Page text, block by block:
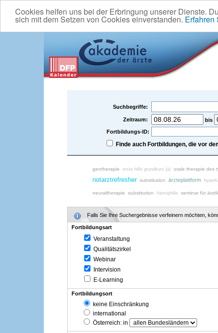
Cookies helfen uns bei der Erbringung unserer Dienste.
sich mit dem Setzen von Cookies einverstanden. Erfahren
Suchbegriffe:
Zeitraum:
bis
Fortbildungs-ID:
Finde auch Fortbildungen, die vor
gentherapie erste hilfe grundkurs (a) orale therapie des
notarztrefresher substitution ärzteplattform
neuraltherapie substitution hämophilie seminar für
Falls Sie Ihre Suchergebnisse verfeinern möchten,
Fortbildungsart
Veranstaltung
Qualitätszirkel
Webinar
Intervision
E-Learning
Fortbildungsort
keine Einschränkung
international
Österreich: in